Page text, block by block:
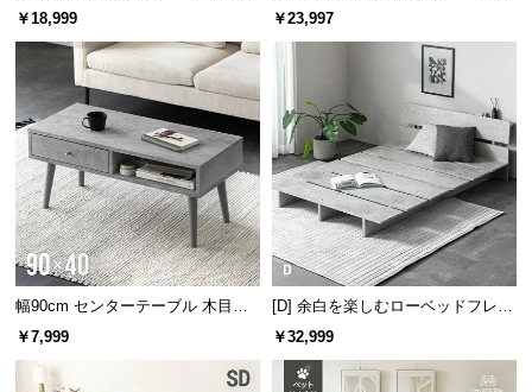
ー
ト
お
ら
せ
ブ
ーム 天然木調 ステージベッド ロ
￥18,999
天然木調 ステージベッド マットレ
￥23,997
幅90cm センターテーブル 木目調/
モルタル調
￥7,999
[D] 余白を楽しむローベッドフレー
ム 天然木調 ステージベッド 2口コ
￥32,999